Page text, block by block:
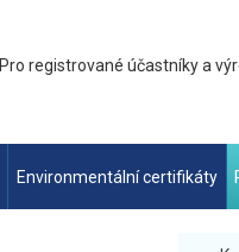
Pro registrované účastníky a
Environmentální certifikáty